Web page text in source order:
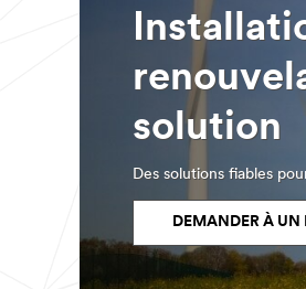
solution
Des solutions fiables
DEMANDER À UN